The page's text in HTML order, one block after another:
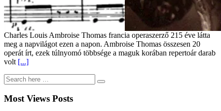
Charles Louis Ambroise Thomas francia operaszerző 215 éve látta
meg a napvilágot ezen a napon. Ambroise Thomas összesen 20
operát írt, ezek túlnyomó többsége a maguk korában repertoár darab
volt [...]
Most Views Posts